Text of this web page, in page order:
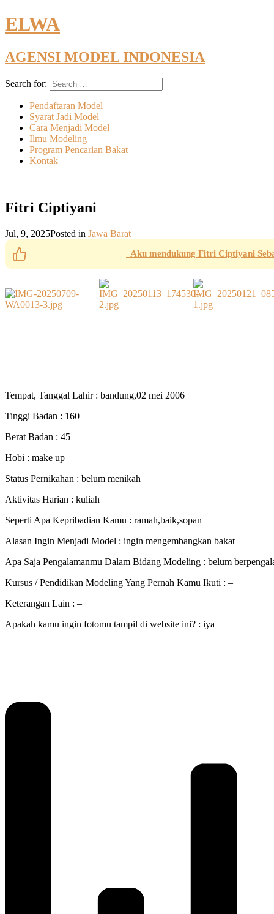
ELWA
AGENSI MODEL INDONESIA
Search for:
Pendaftaran Model
Syarat Jadi Model
Cara Menjadi Model
Ilmu Modeling
Program Pencarian Bakat
Kontak
Fitri Ciptiyani
Jul, 9, 2025Posted in Jawa Barat
Aku mendukung Fitri Ciptiyani
Tempat, Tanggal Lahir : bandung,02 mei 2006
Tinggi Badan : 160
Berat Badan : 45
Hobi : make up
Status Pernikahan : belum menikah
Aktivitas Harian : kuliah
Seperti Apa Kepribadian Kamu : ramah,baik,sopan
Alasan Ingin Menjadi Model : ingin mengembangkan bakat
Apa Saja Pengalamanmu Dalam Bidang Modeling : belum
Kursus / Pendidikan Modeling Yang Pernah Kamu Ikuti : –
Keterangan Lain : –
Apakah kamu ingin fotomu tampil di website ini? : iya